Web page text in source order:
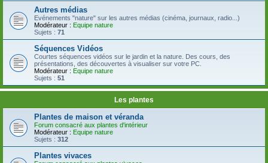
Autres médias
Evénements "nature" sur les autres médias (cinéma, journaux, radio...)
Modérateur : Equipe nature
Sujets : 71
Séquences Vidéos
Courtes séquences vidéos sur le jardin et la nature. Des cours, des
présentations, des découvertes à visualiser sur votre PC.
Modérateur : Equipe nature
Sujets : 51
Les plantes
Plantes de maison et véranda
Forum consacré aux plantes d'intérieur
Modérateur : Equipe nature
Sujets : 312
Plantes vivaces